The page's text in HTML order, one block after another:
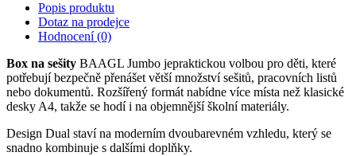
Popis produktu
Dotaz na prodejce
Hodnocení (0)
Box na sešity BAAGL Jumbo jepraktickou volbou pro děti, které
potřebují bezpečně přenášet větší množství sešitů, pracovních listů
nebo dokumentů. Rozšířený formát nabídne více místa než klasické
desky A4, takže se hodí i na objemnější školní materiály.
Design Dual staví na moderním dvoubarevném vzhledu, který se
snadno kombinuje s dalšími doplňky.